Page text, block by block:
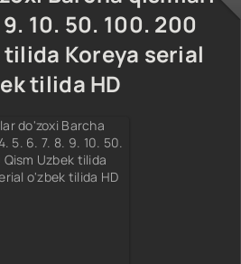
10. 50. 100. 200
tilida Koreya serial
tilida HD